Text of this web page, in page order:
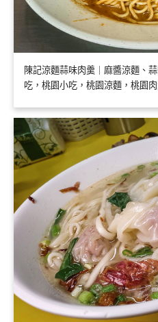
陳記涼麵蒜味肉羹｜麻醬涼麵、
吃，桃園小吃，桃園涼麵，桃園